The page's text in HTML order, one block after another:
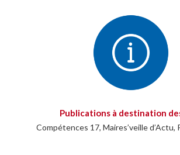
Publications à destination
Compétences 17, Maires’veille